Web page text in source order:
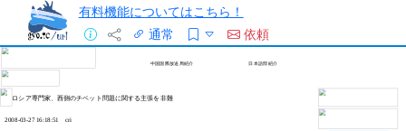
有料機能についてはこちら！
通常
依頼